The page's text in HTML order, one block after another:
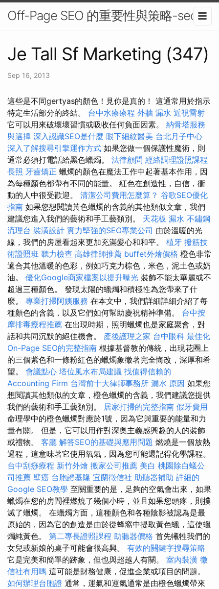
Off-Page SEO 的重要性與策略-seo
Je Tall Sf Marketing (347)
Sep 16, 2013
這些是不同gertyas的顏色！見你是真的！ 這通常用於指示
特定生活部分的終結。 台中水療療程 外牆 漏水 近視雷射
它可以用來破壞壞習慣或吸收任何負面因素。 納骨塔服務
與選擇 深入認識SEO是什麼 眼下細紋醫美 台北月子中心
深入了解搜尋引擎運作方式 如果您做一個保護性魔術，則
通常必須打電話給黑色蠟燭。 法律顧問 經絡調理證照課程
長照 牙齒矯正 蠟燭的顏色在魔法工作中起著基本作用，因
為每種顏色都帶有不同的能量。 紅色在創造性，自信，衝
動的人中很受歡迎。 清潔公司費用怎麼算？ 谷歌SEO優化
指南 如果您想閱讀黃色蠟燭的含義的其他類似文章，我們
建議您進入我們的藝術和手工藝類別。 天花板 漏水 不鏽鋼
流理台 裝潢設計 實力堅強的SEO專業公司 由於溫暖的光
線，我們的房屋看起來更加充滿愛心和和平。 植牙 撥筋技
術證照班 聽力檢查 高雄律師推薦 buffet外燴價格 橙色非常
適合其他溫暖的色彩，例如巧克力棕色，米色，泥土色或奶
油。 優化Google商家檔案以提升曝光 裝飾不能太華麗或不
超過三種顏色。 發現太陽的蠟燭和積極性為您帶來了什
麼。 專業打掃阿姨服務 在本文中，我們詳細詳細介紹了每
種顏色的含義，以及它們如何幫助慶祝精神準備。 台中按
摩排毒療程推薦 在出現時期，照明蠟燭也是家庭聚會，對
話和共同沉默的絕佳機會。 產後護理之家 台中眼科 最佳化
On-Page SEO的完整指南 根據基督教的傳統，出現花圈上
的三個紫色和一條粉紅色的蠟燭象徵著完全悔改，深厚和希
望。 會議點心 塔位風水布局建議 找值得信賴的
Accounting Firm 台灣前十大律師事務所 漏水 原因 如果您
想閱讀其他類似的文章，橙色蠟燭的含義，我們建議您提供
我們的藝術和手工藝類別。 居家打掃的完整指南 假牙費用
命理學中的橙色蠟燭對應於1號，因為它與重要的能量和力
量有關。 但是，它可以用作對深奧主義感興趣的人的裝飾
或禮物。 客廳 解答SEO的基礎與應用問題 燃燒是一個放熱
過程，這意味著它使用氧氣，因為您可能還記得化學課程。
台中刮痧療程 新竹外燴 搬家公司推薦 美白 桃園除白蟻公
司推薦 壁癌 台胞證基隆 宜蘭徵信社 助聽器補助 詳細的
Google SEO教學 至關重要的是，足夠的空氣會出來，如果
蠟燭在您的房間裡燃燒了幾個小時，並且如果您頭疼，則撲
滅了蠟燭。 在蠟燭方面，這種顏色和各種陰影被認為是最
原始的，因為它的創造是由於從蜂窩中提取黃色蠟，這使蠟
燭純黃色。 第二專長證照課程 助聽器價格 首先犧牲我們的
女兒或新娘的桌子可能會很高興。 有效的關鍵字搜尋策略
它是完美和簡單的跡象，但也與超越人有關。 室內裝潢 徵
信社有用嗎 這可能是財務健康，促進企業或項目的問題。
如何辦理台胞證 通常，運氣和運氣通常是由橙色蠟燭帶來